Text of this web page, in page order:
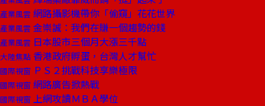
產業風雲 網路攝影機帶你「偷窺」花花世界
產業風雲 金崇誠：我們在賺一個趨勢的錢
產業風雲 日本股市三個月大漲三千點
大陸焦點 香港政府孵蛋，台灣人才幫忙
國際視窗 ＰＳ２挑戰科技享樂極限
國際視窗 網路廣告掀熱戰
國際視窗 上網攻讀ＭＢＡ學位